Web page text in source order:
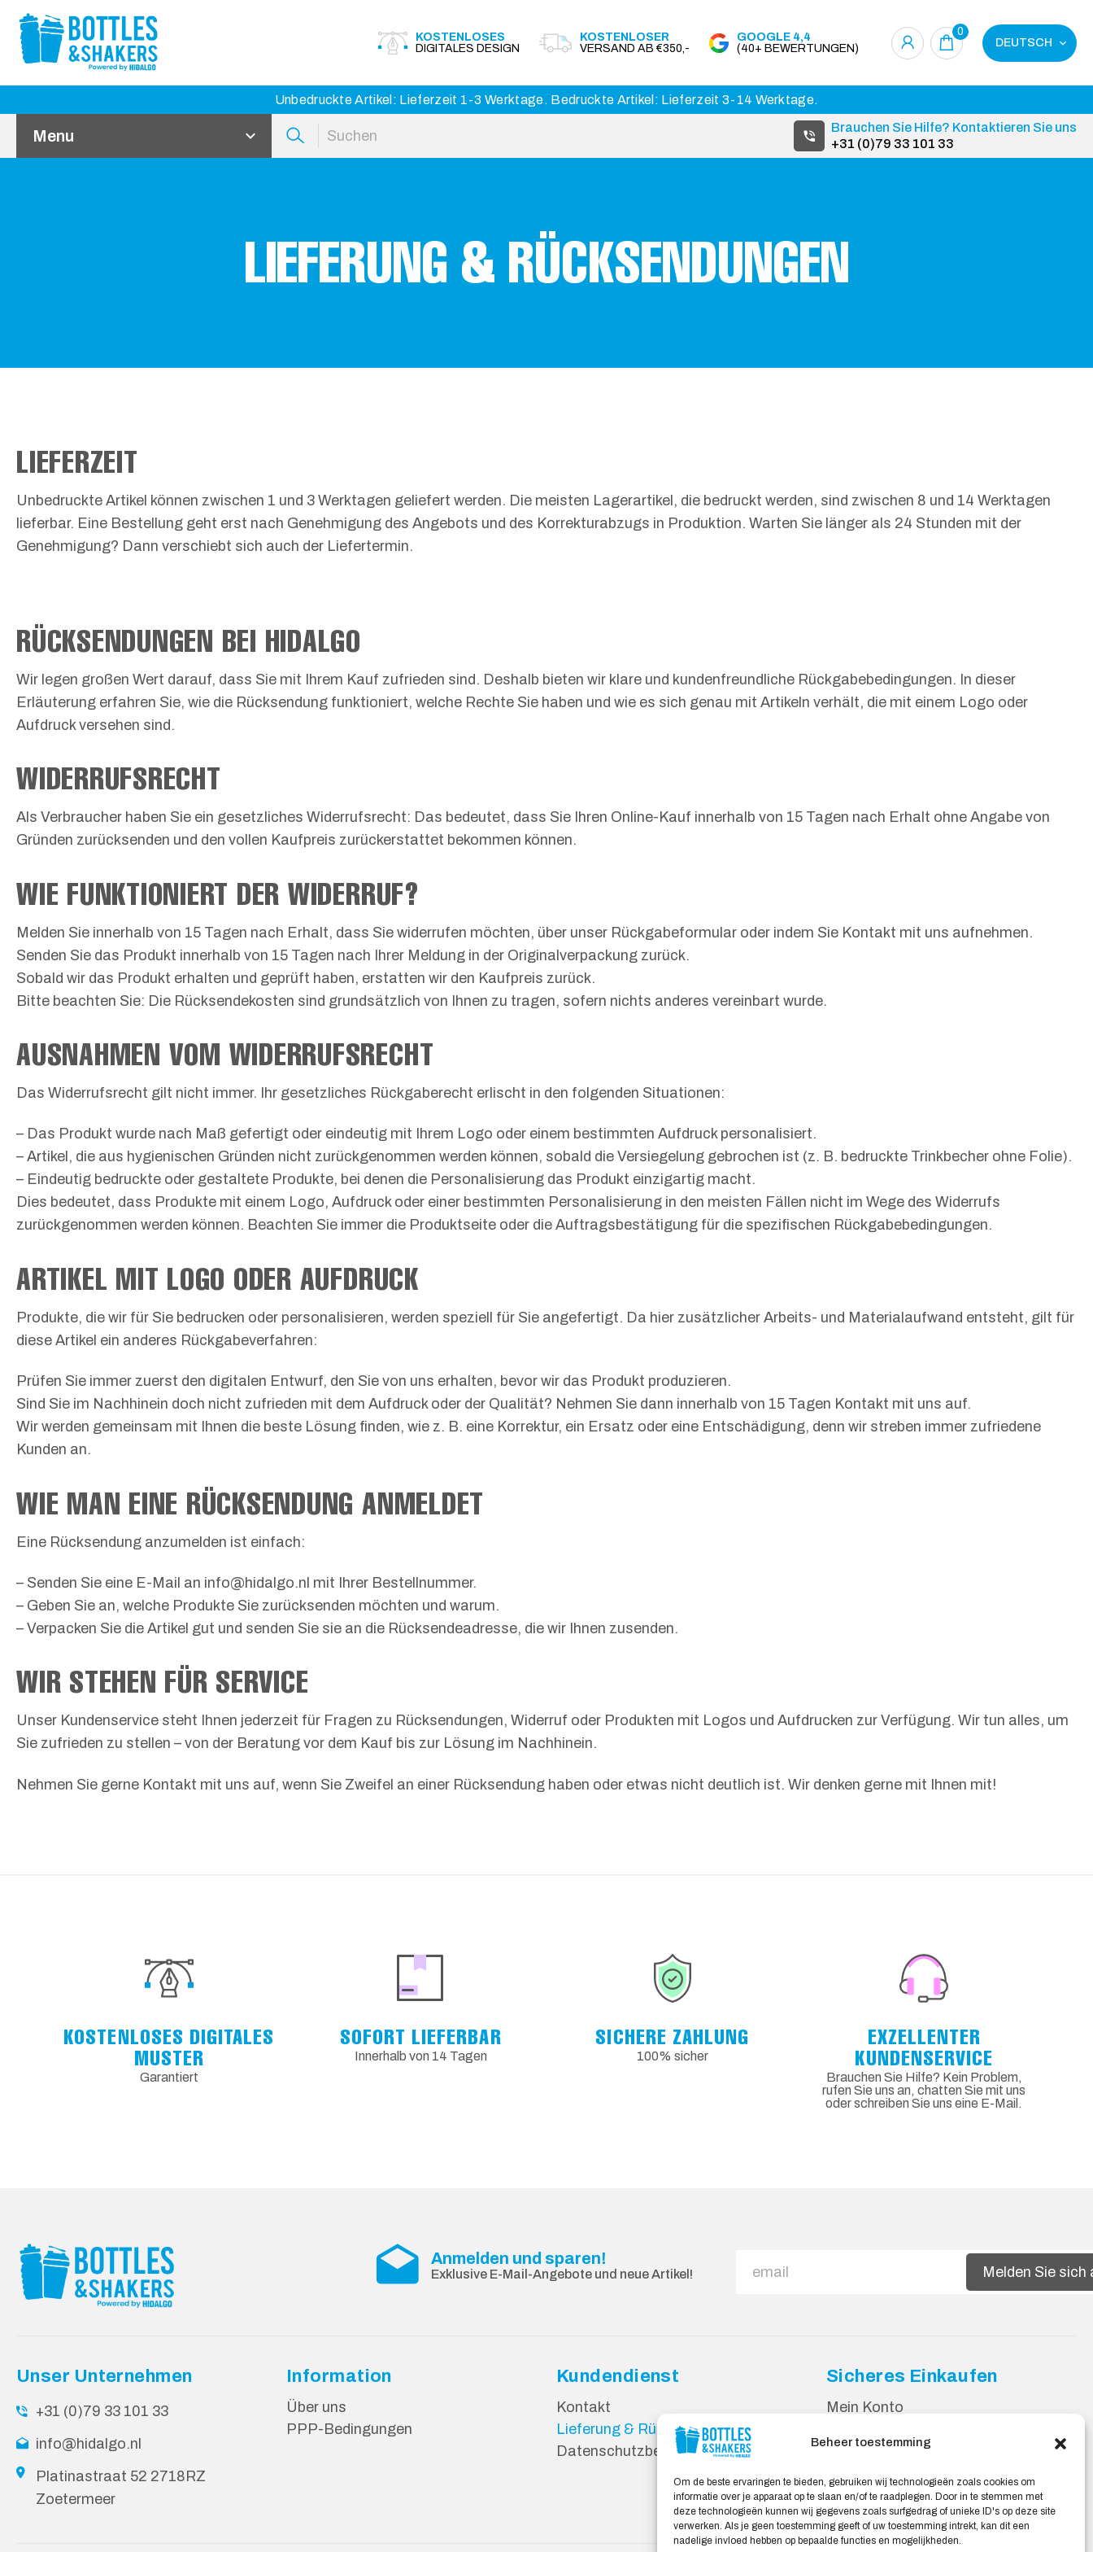
Beheer toestemming
Om de beste ervaringen te bieden, gebruiken wij technologieën zoals cookies om
informatie over je apparaat op te slaan en/of te raadplegen. Door in te stemmen met
deze technologieën kunnen wij gegevens zoals surfgedrag of unieke ID's op deze site
verwerken. Als je geen toestemming geeft of uw toestemming intrekt, kan dit een
nadelige invloed hebben op bepaalde functies en mogelijkheden.
KOSTENLOSES
DIGITALES DESIGN
KOSTENLOSER
VERSAND AB €350,-
GOOGLE 4,4
(40+ BEWERTUNGEN)
0
DEUTSCH
Unbedruckte Artikel: Lieferzeit 1-3 Werktage. Bedruckte Artikel: Lieferzeit 3-14 Werktage.
Menu
Brauchen Sie Hilfe? Kontaktieren Sie uns
+31 (0)79 33 101 33
LIEFERUNG & RÜCKSENDUNGEN
LIEFERZEIT
Unbedruckte Artikel können zwischen 1 und 3 Werktagen geliefert werden. Die meisten Lagerartikel, die bedruckt werden, sind zwischen 8 und 14 Werktagen
lieferbar. Eine Bestellung geht erst nach Genehmigung des Angebots und des Korrekturabzugs in Produktion. Warten Sie länger als 24 Stunden mit der
Genehmigung? Dann verschiebt sich auch der Liefertermin.
RÜCKSENDUNGEN BEI HIDALGO
Wir legen großen Wert darauf, dass Sie mit Ihrem Kauf zufrieden sind. Deshalb bieten wir klare und kundenfreundliche Rückgabebedingungen. In dieser
Erläuterung erfahren Sie, wie die Rücksendung funktioniert, welche Rechte Sie haben und wie es sich genau mit Artikeln verhält, die mit einem Logo oder
Aufdruck versehen sind.
WIDERRUFSRECHT
Als Verbraucher haben Sie ein gesetzliches Widerrufsrecht: Das bedeutet, dass Sie Ihren Online-Kauf innerhalb von 15 Tagen nach Erhalt ohne Angabe von
Gründen zurücksenden und den vollen Kaufpreis zurückerstattet bekommen können.
WIE FUNKTIONIERT DER WIDERRUF?
Melden Sie innerhalb von 15 Tagen nach Erhalt, dass Sie widerrufen möchten, über unser Rückgabeformular oder indem Sie Kontakt mit uns aufnehmen.
Senden Sie das Produkt innerhalb von 15 Tagen nach Ihrer Meldung in der Originalverpackung zurück.
Sobald wir das Produkt erhalten und geprüft haben, erstatten wir den Kaufpreis zurück.
Bitte beachten Sie: Die Rücksendekosten sind grundsätzlich von Ihnen zu tragen, sofern nichts anderes vereinbart wurde.
AUSNAHMEN VOM WIDERRUFSRECHT
Das Widerrufsrecht gilt nicht immer. Ihr gesetzliches Rückgaberecht erlischt in den folgenden Situationen:
– Das Produkt wurde nach Maß gefertigt oder eindeutig mit Ihrem Logo oder einem bestimmten Aufdruck personalisiert.
– Artikel, die aus hygienischen Gründen nicht zurückgenommen werden können, sobald die Versiegelung gebrochen ist (z. B. bedruckte Trinkbecher ohne Folie).
– Eindeutig bedruckte oder gestaltete Produkte, bei denen die Personalisierung das Produkt einzigartig macht.
Dies bedeutet, dass Produkte mit einem Logo, Aufdruck oder einer bestimmten Personalisierung in den meisten Fällen nicht im Wege des Widerrufs
zurückgenommen werden können. Beachten Sie immer die Produktseite oder die Auftragsbestätigung für die spezifischen Rückgabebedingungen.
ARTIKEL MIT LOGO ODER AUFDRUCK
Produkte, die wir für Sie bedrucken oder personalisieren, werden speziell für Sie angefertigt. Da hier zusätzlicher Arbeits- und Materialaufwand entsteht, gilt für
diese Artikel ein anderes Rückgabeverfahren:
Prüfen Sie immer zuerst den digitalen Entwurf, den Sie von uns erhalten, bevor wir das Produkt produzieren.
Sind Sie im Nachhinein doch nicht zufrieden mit dem Aufdruck oder der Qualität? Nehmen Sie dann innerhalb von 15 Tagen Kontakt mit uns auf.
Wir werden gemeinsam mit Ihnen die beste Lösung finden, wie z. B. eine Korrektur, ein Ersatz oder eine Entschädigung, denn wir streben immer zufriedene
Kunden an.
WIE MAN EINE RÜCKSENDUNG ANMELDET
Eine Rücksendung anzumelden ist einfach:
– Senden Sie eine E-Mail an info@hidalgo.nl mit Ihrer Bestellnummer.
– Geben Sie an, welche Produkte Sie zurücksenden möchten und warum.
– Verpacken Sie die Artikel gut und senden Sie sie an die Rücksendeadresse, die wir Ihnen zusenden.
WIR STEHEN FÜR SERVICE
Unser Kundenservice steht Ihnen jederzeit für Fragen zu Rücksendungen, Widerruf oder Produkten mit Logos und Aufdrucken zur Verfügung. Wir tun alles, um
Sie zufrieden zu stellen – von der Beratung vor dem Kauf bis zur Lösung im Nachhinein.
Nehmen Sie gerne Kontakt mit uns auf, wenn Sie Zweifel an einer Rücksendung haben oder etwas nicht deutlich ist. Wir denken gerne mit Ihnen mit!
KOSTENLOSES DIGITALES
MUSTER
Garantiert
SOFORT LIEFERBAR
Innerhalb von 14 Tagen
SICHERE ZAHLUNG
100% sicher
EXZELLENTER
KUNDENSERVICE
Brauchen Sie Hilfe? Kein Problem,
rufen Sie uns an, chatten Sie mit uns
oder schreiben Sie uns eine E-Mail.
Anmelden und sparen!
Exklusive E-Mail-Angebote und neue Artikel! Melden Sie sich
Unser Unternehmen
+31 (0)79 33 101 33
info@hidalgo.nl
Platinastraat 52 2718RZ
Zoetermeer
Information
Über uns
PPP-Bedingungen
Kundendienst
Kontakt
Lieferung & Rücksendungen
Datenschutzbestimmungen
Sicheres Einkaufen
Mein Konto